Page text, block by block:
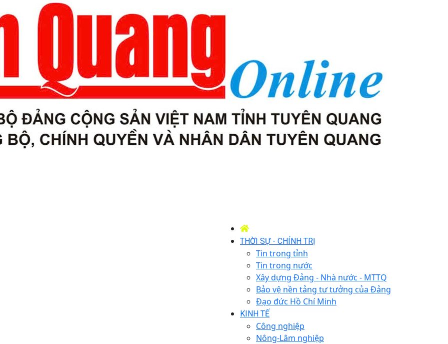
THỜI SỰ - CHÍNH TRỊ
Tin trong tỉnh
Tin trong nước
Xây dựng Đảng - Nhà nước - MTTQ
Bảo vệ nền tảng tư tưởng của Đảng
Đạo đức Hồ Chí Minh
KINH TẾ
Công nghiệp
Nông-Lâm nghiệp